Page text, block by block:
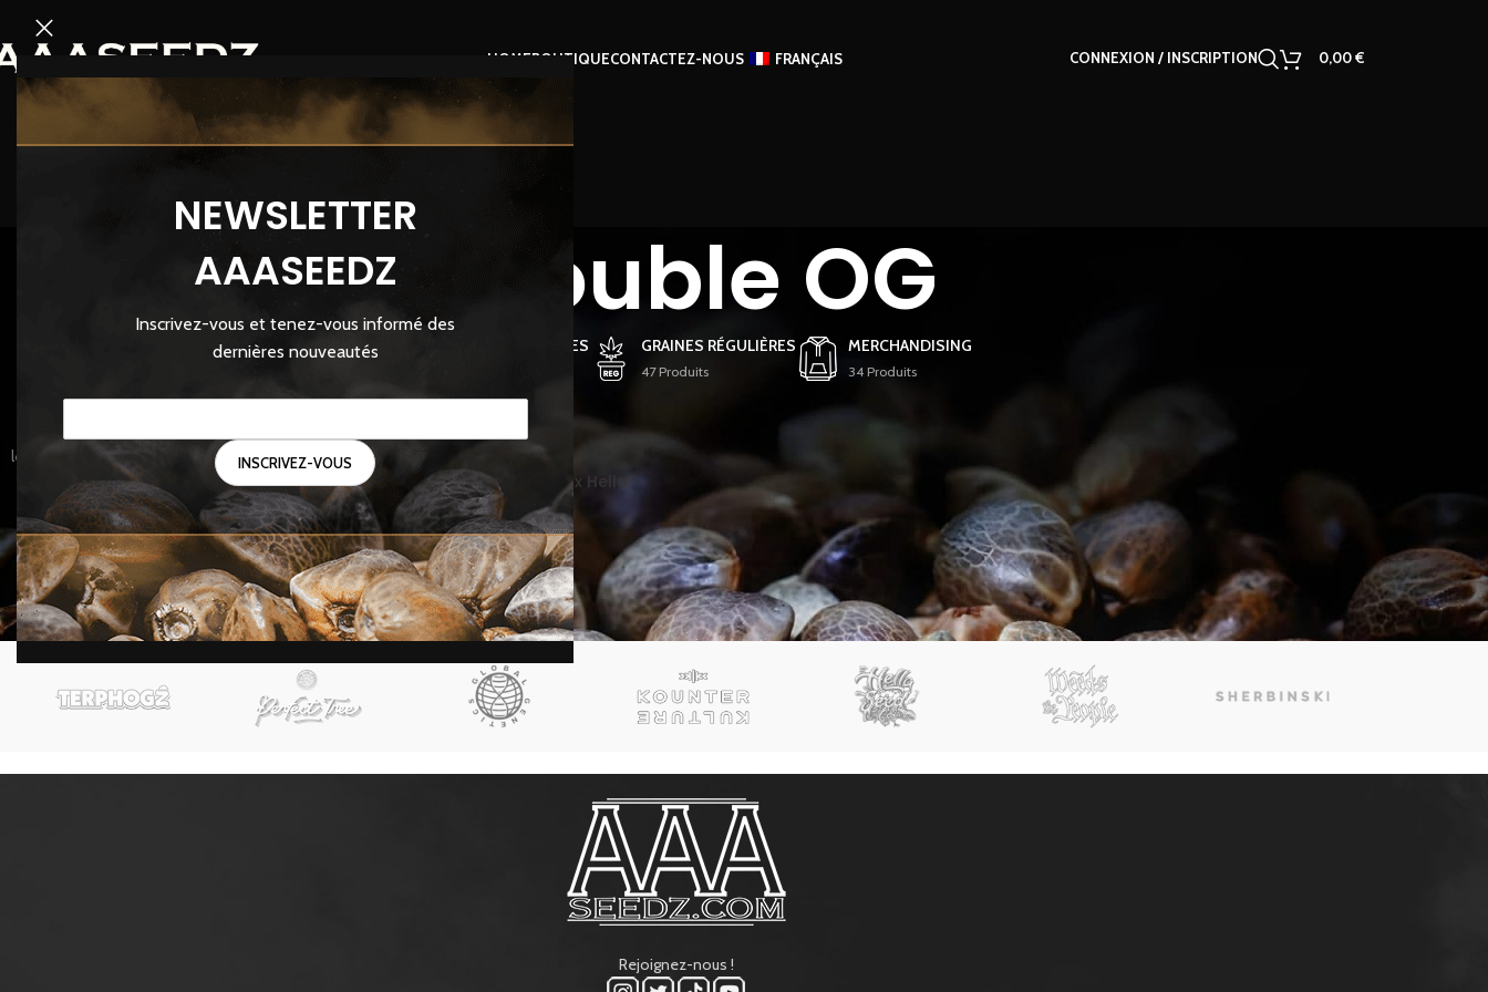
NEWSLETTER
AAASEEDZ
Inscrivez-vous et tenez-vous informé des
dernières nouveautés
HOMEBOUTIQUECONTACTEZ-NOUS FRANÇAIS CONNEXION / INSCRIPTION 0,00€
Double OG
GRAINES FÉMINISÉES GRAINES RÉGULIÈRES
47 Produits
MERCHANDISING
34 Produits
FILTRER PAR BREEDER
les Breeders
STOCK
En stock
Accueil/Produits identifiés “Double OG”
Platan Con Gas – Terphogz x Hella
Seed Co
Graines Régulières
120,00€
Rejoignez-nous !